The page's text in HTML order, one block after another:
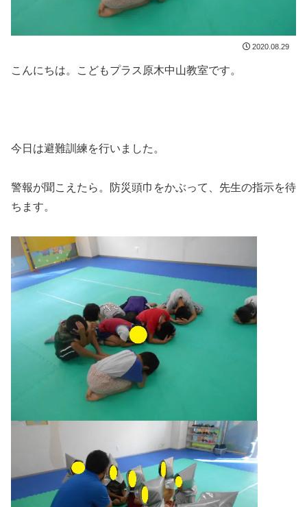
2020.08.29
こんにちは。こどもプラス原木中山教室です。
今日は避難訓練を行いました。
警報が聞こえたら。防災頭巾をかぶって、先生の指示を待
ちます。